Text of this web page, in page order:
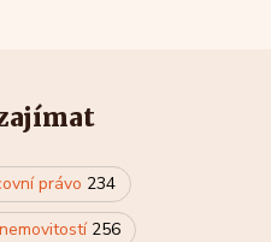
právo 234
256